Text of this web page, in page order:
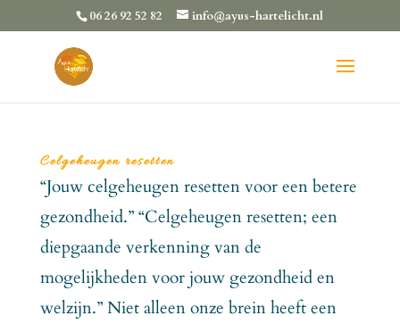
06 26 92 52 82 info@ayus-hartelicht.nl
Celgeheugen resetten
“Jouw celgeheugen resetten voor een betere
gezondheid.” “Celgeheugen resetten; een
diepgaande verkenning van de
mogelijkheden voor jouw gezondheid en
welzijn.” Niet alleen onze brein heeft een